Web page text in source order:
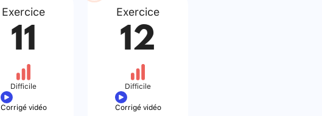
Exercice
11
Difficile
Corrigé vidéo
Exercice
12
Difficile
Corrigé vidéo